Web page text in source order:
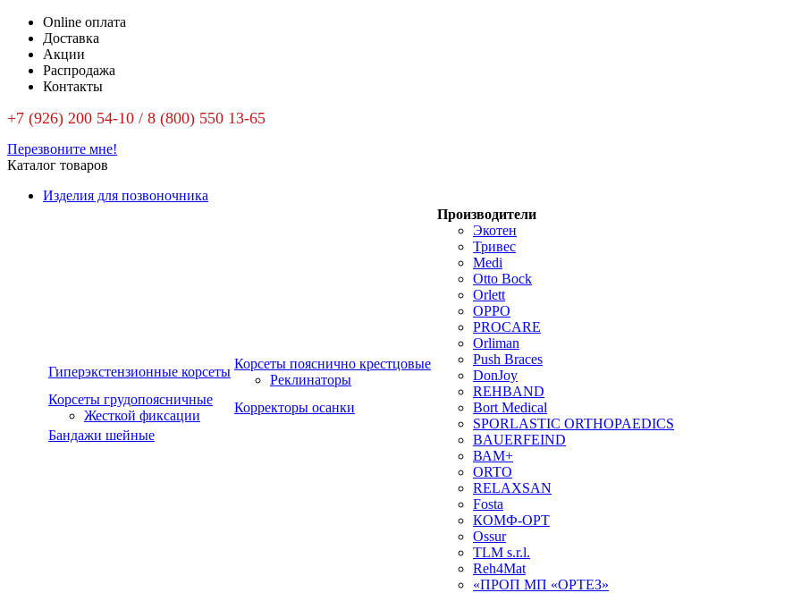
Online оплата
Доставка
Акции
Распродажа
Контакты
+7 (926) 200 54-10 / 8 (800) 550 13-65
Перезвоните мне!
Каталог товаров
Изделия для позвоночника
Гиперэкстензионные корсеты
Корсеты пояснично крестцовые
Реклинаторы
Корсеты грудопоясничные
Жесткой фиксации
Корректоры осанки
Бандажи шейные
Производители
Экотен
Тривес
Medi
Otto Bock
Orlett
OPPO
PROCARE
Orliman
Push Braces
DonJoy
REHBAND
Bort Medical
SPORLASTIC ORTHOPAEDICS
BAUERFEIND
ВАМ+
ORTO
RELAXSAN
Fosta
КОМФ-ОРТ
Ossur
TLM s.r.l.
Reh4Mat
«ПРОП МП «ОРТЕЗ»